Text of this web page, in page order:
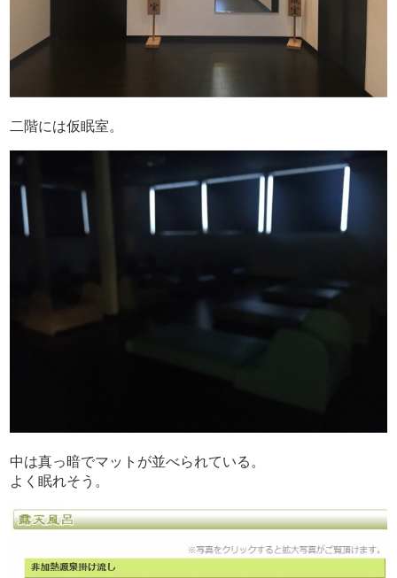
二階には仮眠室。
中は真っ暗でマットが並べられている。
よく眠れそう。